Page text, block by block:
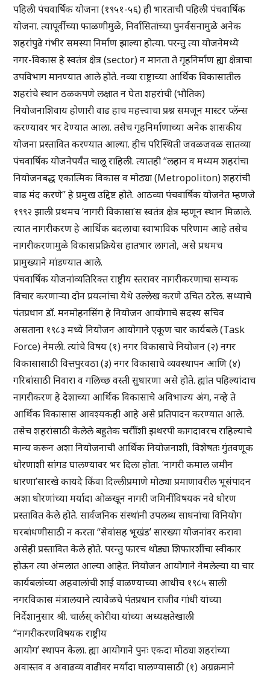
पहिली पंचवार्षिक योजना (१९५१-५६) ही भारताची पहिली पंचवार्षिक
योजना. त्यापूर्वीच्या फाळणीमुळे, निर्वासितांच्या पुनर्वसनामुळे अनेक
शहरांपुढे गंभीर समस्या निर्माण झाल्या होत्या. परन्तु त्या योजनेमध्ये
नगर-विकास हे स्वतंत्र क्षेत्र (sector) न मानता ते गृहनिर्माण ह्या क्षेत्राचा
उपविभाग मानण्यात आले होते. नव्या राष्ट्राच्या आर्थिक विकासातील
शहरांचे स्थान ठळकपणे लक्षात न घेता शहरांची (भौतिक)
नियोजनाशिवाय होणारी वाढ हाच महत्त्वाचा प्रश्न समजून मास्टर प्लॅन्स
करण्यावर भर देण्यात आला. तसेच गृहनिर्माणाच्या अनेक शासकीय
योजना प्रस्तावित करण्यात आल्या. हीच परिस्थिती जवळजवळ सातव्या
पंचवार्षिक योजनेपर्यंत चालू राहिली. त्यातही “लहान व मध्यम शहरांचा
नियोजनबद्ध एकात्मिक विकास व मोठ्या (Metropoliton) शहरांची
वाढ मंद करणे” हे प्रमुख उद्दिष्ट होते. आठव्या पंचवार्षिक योजनेत म्हणजे
१९९२ झाली प्रथमच ‘नागरी विकासा’स स्वतंत्र क्षेत्र म्हणून स्थान मिळाले.
त्यात नागरीकरण हे आर्थिक बदलाचा स्वाभाविक परिणाम आहे तसेच
नागरीकरणामुळे विकासप्रक्रियेस हातभार लागतो, असे प्रथमच
प्रामुख्याने मांडण्यात आले.
पंचवार्षिक योजनांव्यतिरिक्त राष्ट्रीय स्तरावर नागरीकरणाचा सम्यक
विचार करणाऱ्या दोन प्रयत्नांचा येथे उल्लेख करणे उचित ठरेल. सध्याचे
पंतप्रधान डॉ. मनमोहनसिंग हे नियोजन आयोगाचे सदस्य सचिव
असताना १९८३ मध्ये नियोजन आयोगाने एकूण चार कार्यबले (Task
Force) नेमली. त्यांचे विषय (१) नगर विकासाचे नियोजन (२) नगर
विकासासाठी वित्तपुरवठा (३) नगर विकासाचे व्यवस्थापन आणि (४)
गरिबांसाठी निवारा व गलिच्छ वस्ती सुधारणा असे होते. ह्यांत पहिल्यांदाच
नागरीकरण हे देशाच्या आर्थिक विकासाचे अविभाज्य अंग, नव्हे ते
आर्थिक विकासास आवश्यकही आहे असे प्रतिपादन करण्यात आले.
तसेच शहरांसाठी केलेले बहुतेक चरीींशी झथरपी कागदावरच राहिल्याचे
मान्य करून अशा नियोजनाची आर्थिक नियोजनाशी, विशेषतः गुंतवणूक
धोरणाशी सांगड घालण्यावर भर दिला होता. ‘नागरी कमाल जमीन
धारणा’सारखे कायदे किंवा दिल्लीप्रमाणे मोठ्या प्रमाणावरील भूसंपादन
अशा धोरणांच्या मर्यादा ओळखून नागरी जमिनींविषयक नवे धोरण
प्रस्तावित केले होते. सार्वजनिक संस्थांनी उपलब्ध साधनांचा विनियोग
घरबांधणीसाठी न करता “सेवांसह भूखंड’ सारख्या योजनांवर करावा
असेही प्रस्तावित केले होते. परन्तु फारच थोड्या शिफारशींचा स्वीकार
होऊन त्या अंमलात आल्या आहेत. नियोजन आयोगाने नेमलेल्या या चार
कार्यबलांच्या अहवालांची शाई वाळण्याच्या आधीच १९८५ साली
नगरविकास मंत्रालयाने त्यावेळचे पंतप्रधान राजीव गांधी यांच्या
निर्देशानुसार श्री. चार्लस् कोरीया यांच्या अध्यक्षतेखाली
“नागरीकरणविषयक राष्ट्रीय
आयोग’ स्थापन केला. ह्या आयोगाने पुनः एकदा मोठ्या शहरांच्या
अवास्तव व अवाढव्य वाढीवर मर्यादा घालण्यासाठी (१) अग्रक्रमाने